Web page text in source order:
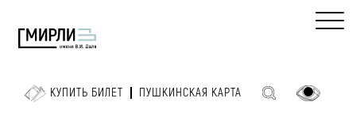
КУПИТЬ БИЛЕТ ПУШКИНСКАЯ КАРТА